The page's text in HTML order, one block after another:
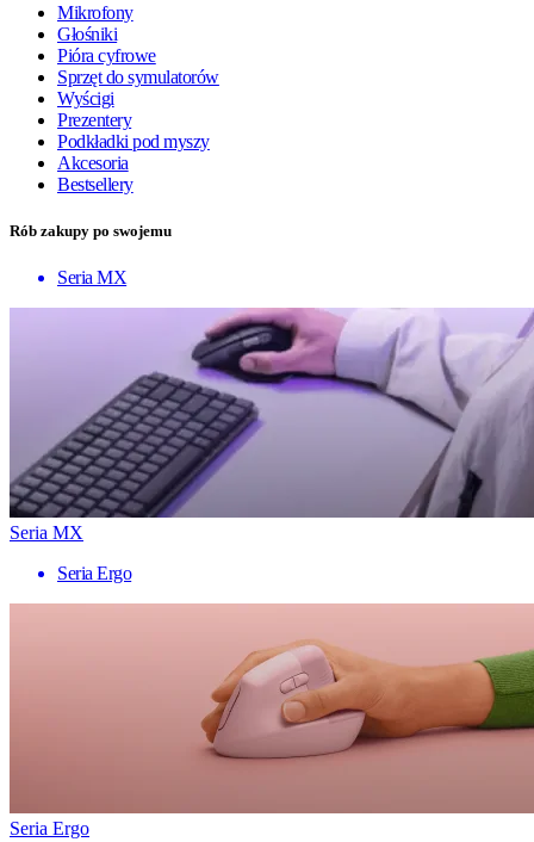
Mikrofony
Głośniki
Pióra cyfrowe
Sprzęt do symulatorów
Wyścigi
Prezentery
Podkładki pod myszy
Akcesoria
Bestsellery
Rób zakupy po swojemu
Seria MX
Seria MX
Seria Ergo
Seria Ergo